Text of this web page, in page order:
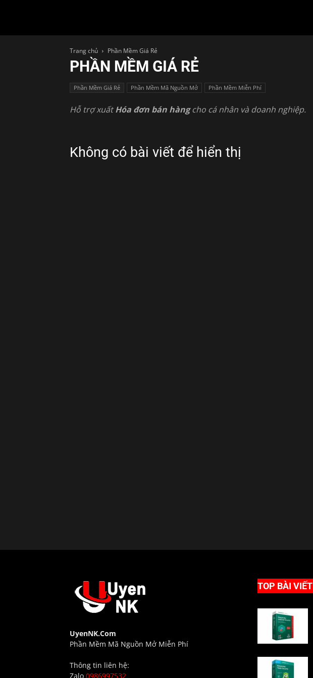
Trang chủ Phần Mềm Giá Rẻ
PHẦN MỀM GIÁ RẺ
Phần Mềm Giá Rẻ Phần Mềm Mã Nguồn Mở Phần Mềm Miễn Phí
Hỗ trợ xuấtHóa đơn bán hàngcho cá nhân và doanh nghiệp.
Không có bài viết để hiển thị
UyenNK.Com
Phần Mềm Mã Nguồn Mở Miễn Phí
Thông tin liên hệ:
Zalo 0986997532
TOP BÀI VIẾT